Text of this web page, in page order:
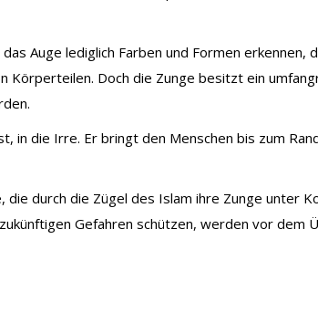
Auge lediglich Farben und Formen erkennen,
Doch die Zunge besitzt ein
in die Irre. Er bringt den Menschen bis zum
durch die Zügel des Islam ihre Zunge unter
Gefahren schützen, werden vor dem